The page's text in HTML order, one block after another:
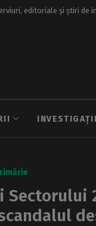
editoriale și știri de
INVESTIGAȚII
Sectorului